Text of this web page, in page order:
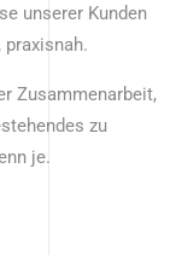
unserer Kunden
Zusammenarbeit,
zu
je.